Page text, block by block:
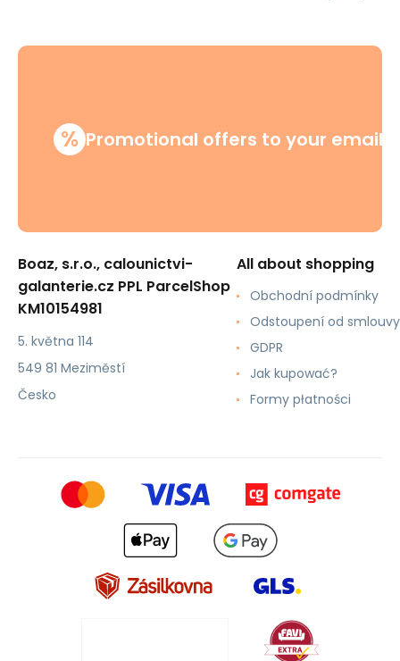
% Promotional offers to your email
Boaz, s.r.o., calounictvi-
galanterie.cz PPL ParcelShop
KM10154981
5. května 114
549 81 Meziměstí
Česko
All about shopping
Obchodní podmínky
Odstoupení od smlouvy
GDPR
Jak kupować?
Formy płatności